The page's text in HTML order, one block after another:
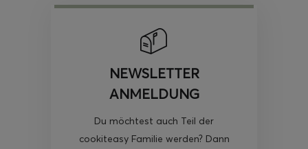
NEWSLETTER
ANMELDUNG
Du möchtest auch Teil der
cookiteasy Familie werden? Dann